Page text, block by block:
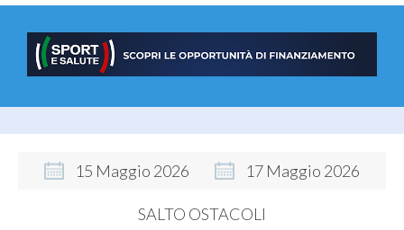
15 Maggio 2026 17 Maggio 2026
SALTO OSTACOLI